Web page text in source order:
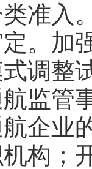
准入
。加
调整
监管
企业
构；